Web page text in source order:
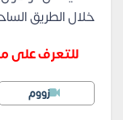
خلال الطريق
للتعرف على
زووم